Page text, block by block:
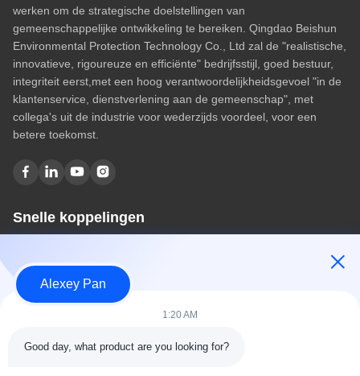
werken om de strategische doelstellingen van
gemeenschappelijke ontwikkeling te bereiken. Qingdao Beishun
Environmental Protection Technology Co., Ltd zal de "realistische,
innovatieve, rigoureuze en efficiënte" bedrijfsstijl, goed bestuur,
integriteit eerst,met een hoog verantwoordelijkheidsgevoel "in de
klantenservice, dienstverlening aan de gemeenschap", met
collega's uit de industrie voor wederzijds voordeel, voor een
betere toekomst.
Snelle koppelingen
Over ons
producten
Categorieën
Alexey Pan
1:20 AM
Good day, what product are you looking for?